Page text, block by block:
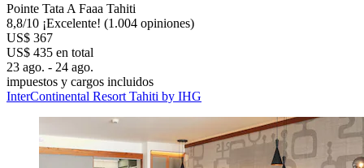
Pointe Tata A Faaa Tahiti
8,8/10 ¡Excelente! (1.004 opiniones)
US$ 367
US$ 435 en total
23 ago. - 24 ago.
impuestos y cargos incluidos
InterContinental Resort Tahiti by IHG